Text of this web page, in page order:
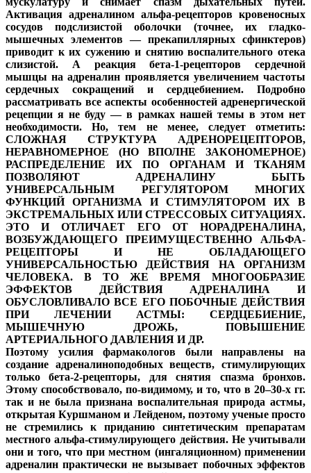
Активация адреналином альфа-рецепторов кровеносных
сосудов подслизистой оболочки (точнее, их гладко-
мышечных элементов — прекапиллярных сфинктеров)
приводит к их сужению и снятию воспалительного отека
слизистой. А реакция бета-1-рецепторов сердечной
мышцы на адреналин проявляется увеличением частоты
сердечных сокращений и сердцебиением. Подробно
рассматривать все аспекты особенностей адренергической
рецепции я не буду — в рамках нашей темы в этом нет
необходимости. Но, тем не менее, следует отметить:
СЛОЖНАЯ СТРУКТУРА АДРЕНОРЕЦЕПТОРОВ,
НЕРАВНОМЕРНОЕ (НО ВПОЛНЕ ЗАКОНОМЕРНОЕ)
РАСПРЕДЕЛЕНИЕ ИХ ПО ОРГАНАМ И ТКАНЯМ
ПОЗВОЛЯЮТ АДРЕНАЛИНУ БЫТЬ
УНИВЕРСАЛЬНЫМ РЕГУЛЯТОРОМ МНОГИХ
ФУНКЦИЙ ОРГАНИЗМА И СТИМУЛЯТОРОМ ИХ В
ЭКСТРЕМАЛЬНЫХ ИЛИ СТРЕССОВЫХ СИТУАЦИЯХ.
ЭТО И ОТЛИЧАЕТ ЕГО ОТ НОРАДРЕНАЛИНА,
ВОЗБУЖДАЮЩЕГО ПРЕИМУЩЕСТВЕННО АЛЬФА-
РЕЦЕПТОРЫ И НЕ ОБЛАДАЮЩЕГО
УНИВЕРСАЛЬНОСТЬЮ ДЕЙСТВИЯ НА ОРГАНИЗМ
ЧЕЛОВЕКА. В ТО ЖЕ ВРЕМЯ МНОГООБРАЗИЕ
ЭФФЕКТОВ ДЕЙСТВИЯ АДРЕНАЛИНА И
ОБУСЛОВЛИВАЛО ВСЕ ЕГО ПОБОЧНЫЕ ДЕЙСТВИЯ
ПРИ ЛЕЧЕНИИ АСТМЫ: СЕРДЦЕБИЕНИЕ,
МЫШЕЧНУЮ ДРОЖЬ, ПОВЫШЕНИЕ
АРТЕРИАЛЬНОГО ДАВЛЕНИЯ И ДР.
Поэтому усилия фармакологов были направлены на
создание адреналиноподобных веществ, стимулирующих
только бета-2-рецепторы, для снятия спазма бронхов.
Этому способствовало, по-видимому, и то, что в 20–30-х гг.
так и не была признана воспалительная природа астмы,
открытая Куршманом и Лейденом, поэтому ученые просто
не стремились к приданию синтетическим препаратам
местного альфа-стимулирующего действия. Не учитывали
они и того, что при местном (ингаляционном) применении
адреналин практически не вызывает побочных эффектов